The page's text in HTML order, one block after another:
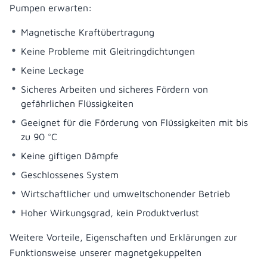
Pumpen erwarten:
Magnetische Kraftübertragung
Keine Probleme mit Gleitringdichtungen
Keine Leckage
Sicheres Arbeiten und sicheres Fördern von
gefährlichen Flüssigkeiten
Geeignet für die Förderung von Flüssigkeiten mit bis
zu 90 °C
Keine giftigen Dämpfe
Geschlossenes System
Wirtschaftlicher und umweltschonender Betrieb
Hoher Wirkungsgrad, kein Produktverlust
Weitere Vorteile, Eigenschaften und Erklärungen zur
Funktionsweise unserer magnetgekuppelten